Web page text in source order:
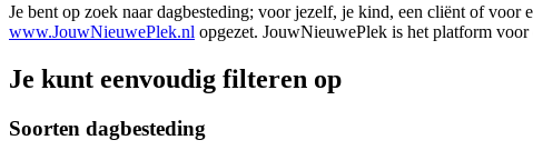
Je bent op zoek naar dagbesteding; voor jezelf, je kind, een cliënt of
www.JouwNieuwePlek.nl opgezet. JouwNieuwePlek is het platform voor
Je kunt eenvoudig filteren op
Soorten dagbesteding